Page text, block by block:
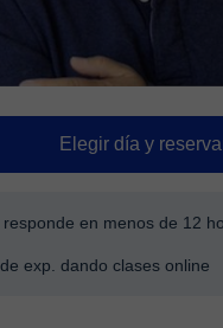
gratuita 10 €/clase
Elegir día y
en menos de 12
exp. dando clases online